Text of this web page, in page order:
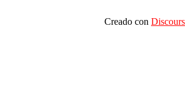
Creado con